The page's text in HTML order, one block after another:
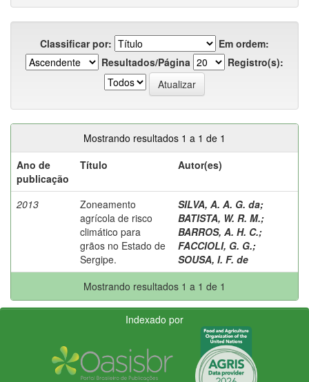
Classificar por:
Em ordem:
Resultados/Página
Registro(s):
Mostrando resultados 1 a 1 de 1
Ano de
publicação
Título Autor(es)
2013
Zoneamento
agrícola de risco
climático para
grãos no Estado de
Sergipe.
SILVA, A. A. G. da;
BATISTA, W. R. M.;
BARROS, A. H. C.;
FACCIOLI, G. G.;
SOUSA, I. F. de
Mostrando resultados 1 a 1 de 1
Indexado por